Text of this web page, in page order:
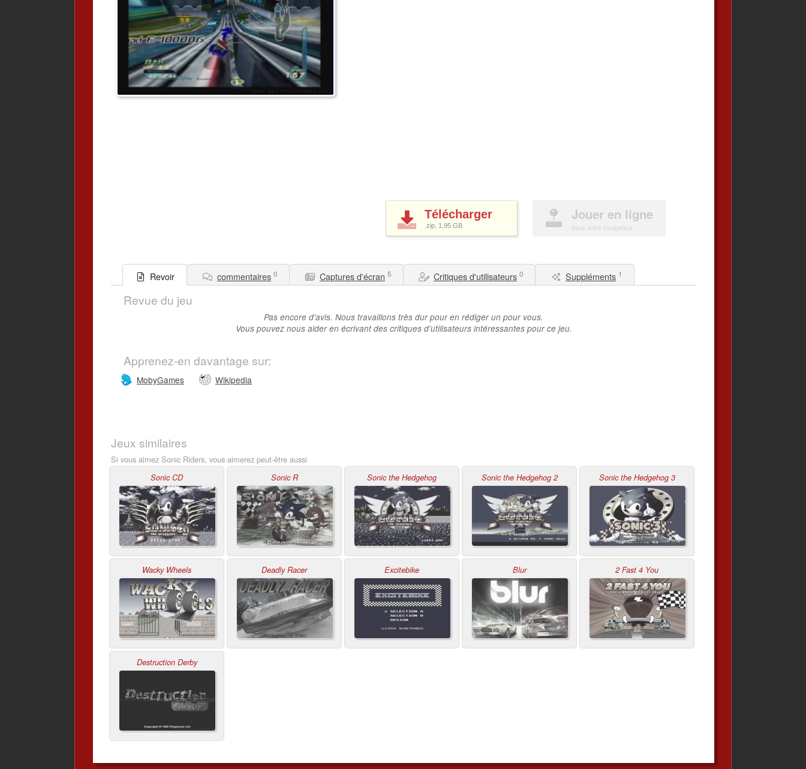
Télécharger
.zip, 1,95 GB
Jouer en ligne
dans votre navigateur
Revoir commentaires 0 Captures d'écran 5 Critiques d'utilisateurs 0 Suppléments 1
Revue du jeu
Pas encore d'avis. Nous travaillons très dur pour en rédiger un pour vous.
Vous pouvez nous aider en écrivant des critiques d'utilisateurs intéressantes pour ce jeu.
Apprenez-en davantage sur:
MobyGames Wikipedia
Jeux similaires
Si vous aimez Sonic Riders, vous aimerez peut-être aussi
Sonic CD Sonic R Sonic the Hedgehog Sonic the Hedgehog 2 Sonic the Hedgehog 3
Wacky Wheels Deadly Racer Excitebike Blur 2 Fast 4 You
Destruction Derby